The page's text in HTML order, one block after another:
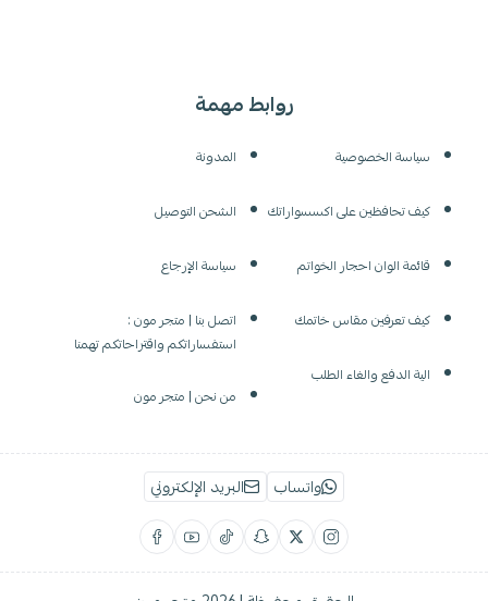
روابط مهمة
سياسة الخصوصية
كيف تحافظين على اكسسواراتك
قائمة الوان احجار الخواتم
كيف تعرفين مقاس خاتمك
الية الدفع والغاء الطلب
المدونة
الشحن التوصيل
سياسة الإرجاع
اتصل بنا | متجر مون :
استفساراتكم واقتراحاتكم تهمنا
من نحن | متجر مون
واتساب البريد الإلكتروني